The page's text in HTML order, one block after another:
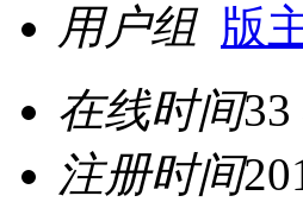
用户组 版
在线时间
注册时间